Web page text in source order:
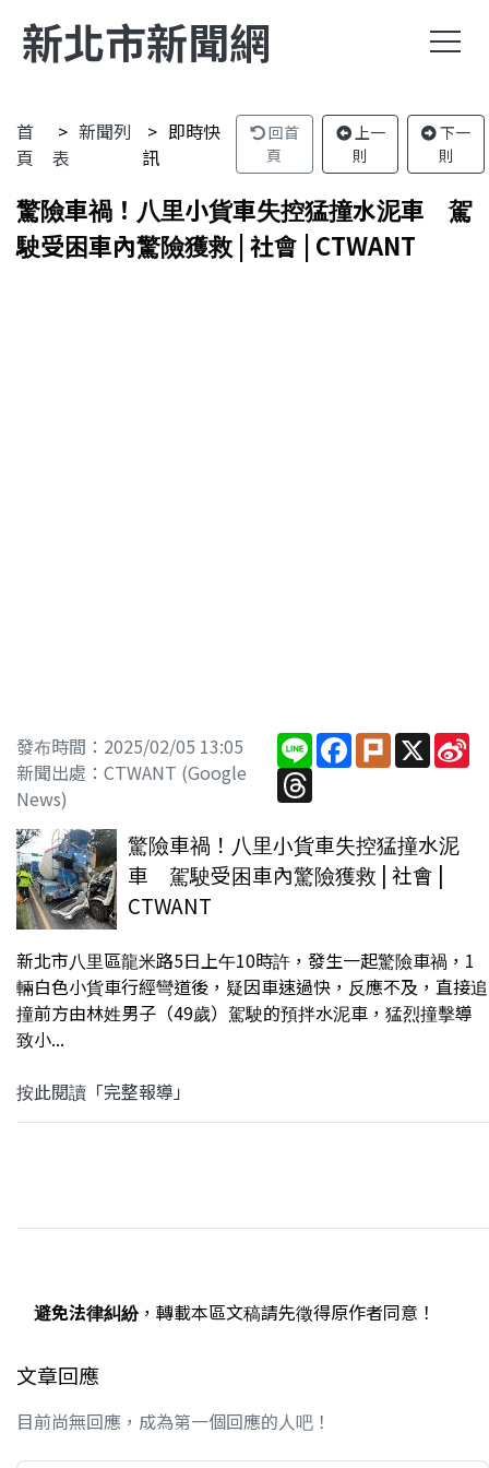
新北市新聞網
首
頁
新聞列
表
即時快
訊
回首
頁
上一
則
下一
則
驚險車禍！八里小貨車失控猛撞水泥車 駕
駛受困車內驚險獲救 | 社會 | CTWANT
發布時間：2025/02/05 13:05
新聞出處：CTWANT (Google
News)
Line Facebook
PlurkX
Threads
驚險車禍！八里小貨車失控猛撞水泥
車 駕駛受困車內驚險獲救 | 社會 |
CTWANT
新北市八里區龍米路5日上午10時許，發生一起驚險車禍，1
輛白色小貨車行經彎道後，疑因車速過快，反應不及，直接追
撞前方由林姓男子（49歲）駕駛的預拌水泥車，猛烈撞擊導
致小...
按此閱讀「完整報導」
避免法律糾紛，轉載本區文稿請先徵得原作者同意！
文章回應
目前尚無回應，成為第一個回應的人吧！